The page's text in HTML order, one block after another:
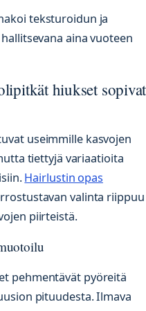
teksturoidun ja
aina vuoteen
hiukset sopivat
useimmille kasvojen
tiettyjä variaatioita
Hairlustin opas
valinta riippuu
piirteistä.
pehmentävät pyöreitä
pituudesta. Ilmava